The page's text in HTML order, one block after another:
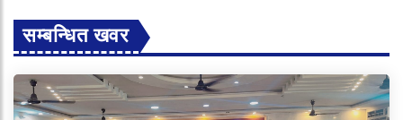
सम्बन्धित खवर